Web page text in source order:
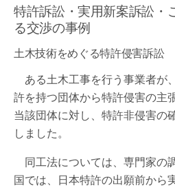
特許訴訟・実用新案訴訟・
る交渉の事例
土木技術をめぐる特許侵害訴訟
ある土木工事を行う事業者が
許を持つ団体から特許侵害の主
当該団体に対し、特許非侵害の
しました。
同工法については、専門家の
国では、日本特許の出願前から